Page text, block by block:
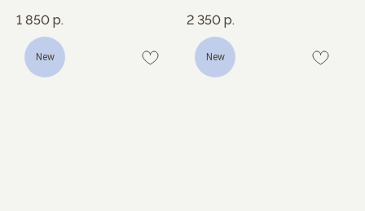
1 850 р. 2 350 р.
New New